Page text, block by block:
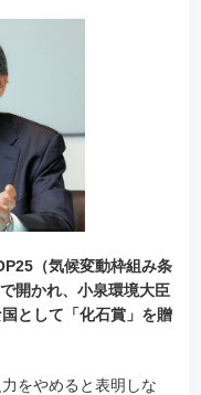
（気候変動枠組み条
開かれ、小泉環境大臣
として「化石賞」を贈
をやめると表明しな